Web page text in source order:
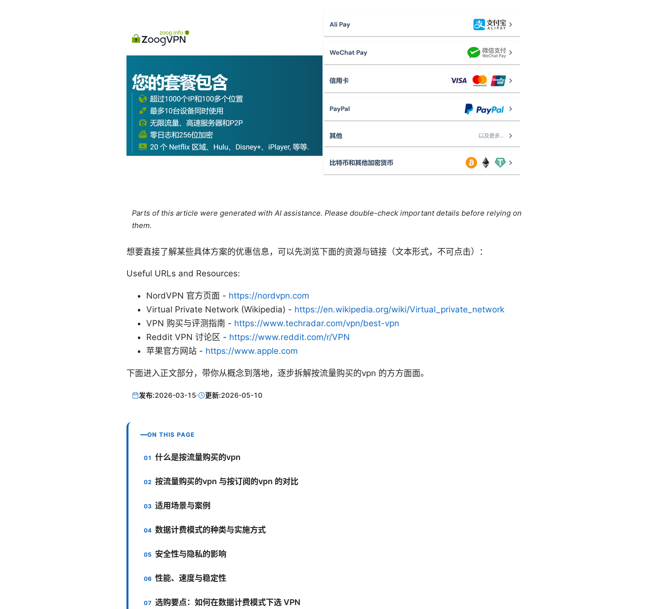
Parts of this article were generated with AI assistance. Please double-check important details before relying on
them.
想要直接了解某些具体方案的优惠信息，可以先浏览下面的资源与链接（文本形式，不可点击）：
Useful URLs and Resources:
NordVPN 官方页面 - https://nordvpn.com
Virtual Private Network (Wikipedia) - https://en.wikipedia.org/wiki/Virtual_private_network
VPN 购买与评测指南 - https://www.techradar.com/vpn/best-vpn
Reddit VPN 讨论区 - https://www.reddit.com/r/VPN
苹果官方网站 - https://www.apple.com
下面进入正文部分，带你从概念到落地，逐步拆解按流量购买的vpn 的方方面面。
发布:2026-03-15· 更新:2026-05-10
ON THIS PAGE
什么是按流量购买的vpn
按流量购买的vpn 与按订阅的vpn 的对比
适用场景与案例
数据计费模式的种类与实施方式
安全性与隐私的影响
性能、速度与稳定性
选购要点：如何在数据计费模式下选 VPN